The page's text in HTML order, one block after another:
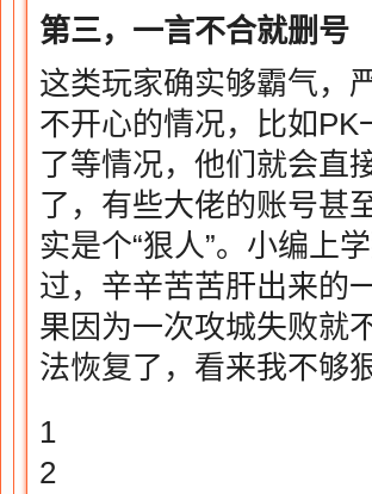
第三，一言不合就删号
这类玩家确实够霸气，
不开心的情况，比如
了等情况，他们就会直
了，有些大佬的账号甚
实是个“狠人”。小编上
过，辛辛苦苦肝出来的
果因为一次攻城失败就
法恢复了，看来我不够
1
2